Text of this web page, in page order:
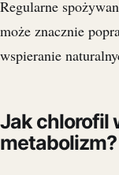
Regularne
może znacznie
wspieranie
Jak chlorofil
metabolizm?